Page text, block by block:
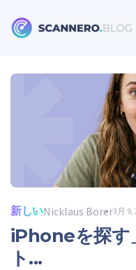
新しいNicklaus Borer3月 9,
iPhoneを探す
ト...